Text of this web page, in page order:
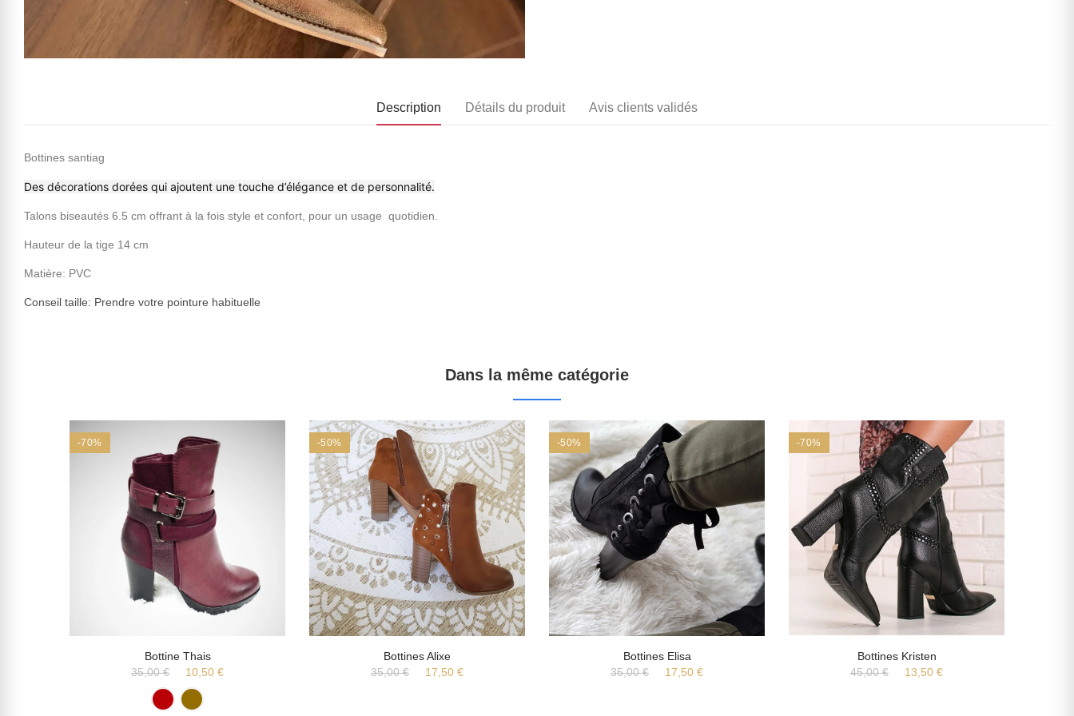
Description Détails du produit Avis clients validés
Bottines santiag
Des décorations dorées qui ajoutent une touche d’élégance et de personnalité.
Talons biseautés 6.5 cm offrant à la fois style et confort, pour un usage quotidien.
Hauteur de la tige 14 cm
Matière: PVC
Conseil taille: Prendre votre pointure habituelle
Dans la même catégorie
-70%
Bottine Thais
35,00 €
10,50 €
-50%
Bottines Alixe
35,00 €
17,50 €
-50%
Bottines Elisa
35,00 €
17,50 €
-70%
Bottines Kristen
45,00 €
13,50 €